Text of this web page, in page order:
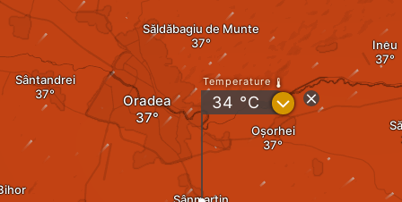
Sântandrei
Oradea
Oșorhei
Săldăbagiu de Munte
Ineu
Temperature
34 °C ?